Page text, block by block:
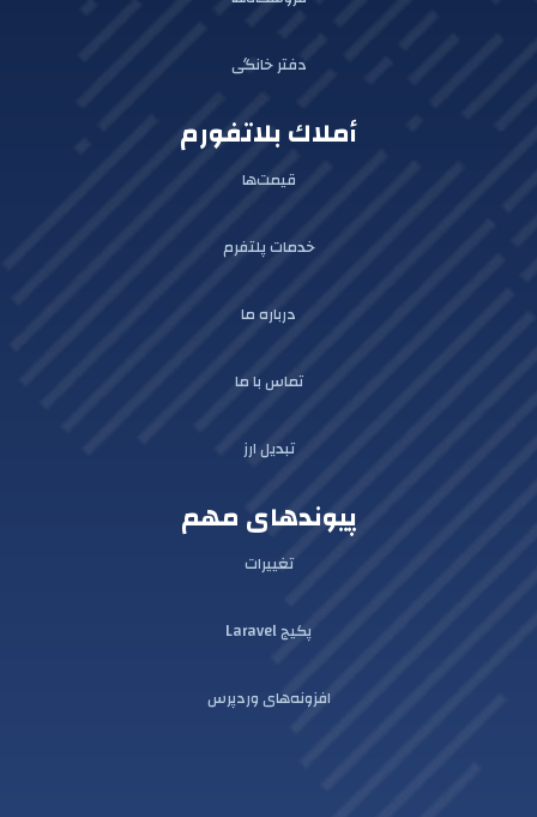
دفتر خانگی
أملاك بلاتفورم
قیمت‌ها
خدمات پلتفرم
درباره ما
تماس با ما
تبدیل ارز
پیوندهای مهم
تغییرات
پکیج Laravel
افزونه‌های وردپرس